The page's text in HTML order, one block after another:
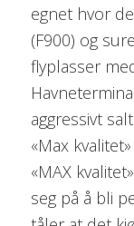
egnet hvor
(F900) og
flyplasser
aggressivt
«Max
«MAX
seg på å bli